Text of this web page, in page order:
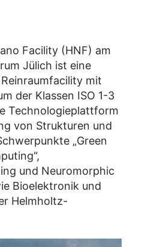
Facility (HNF) am
Jülich ist eine
mit
der Klassen ISO 1-3
Technologieplattform
von Strukturen und
„Green
und Neuromorphic
Bioelektronik und
Helmholtz-